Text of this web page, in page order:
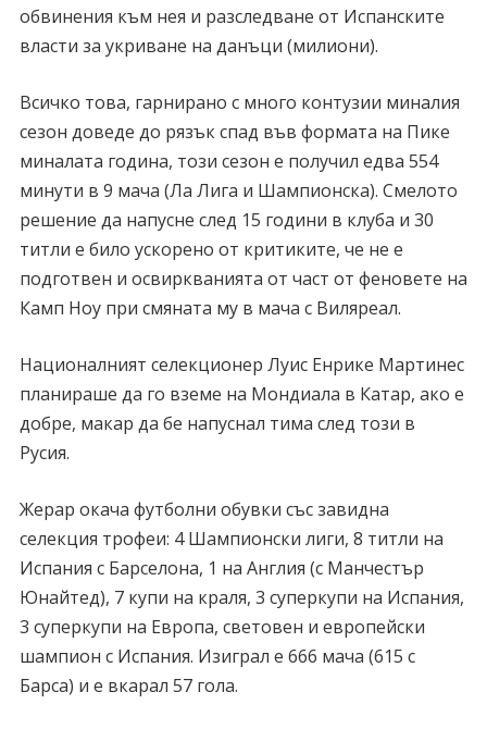
обвинения към нея и разследване от Испанските
власти за укриване на данъци (милиони).
Всичко това, гарнирано с много контузии миналия
сезон доведе до рязък спад във формата на Пике
миналата година, този сезон е получил едва 554
минути в 9 мача (Ла Лига и Шампионска). Смелото
решение да напусне след 15 години в клуба и 30
титли е било ускорено от критиките, че не е
подготвен и освиркванията от част от феновете на
Камп Ноу при смяната му в мача с Виляреал.
Националният селекционер Луис Енрике Мартинес
планираше да го вземе на Мондиала в Катар, ако е
добре, макар да бе напуснал тима след този в
Русия.
Жерар окача футболни обувки със завидна
селекция трофеи: 4 Шампионски лиги, 8 титли на
Испания с Барселона, 1 на Англия (с Манчестър
Юнайтед), 7 купи на краля, 3 суперкупи на Испания,
3 суперкупи на Европа, световен и европейски
шампион с Испания. Изиграл е 666 мача (615 с
Барса) и е вкарал 57 гола.